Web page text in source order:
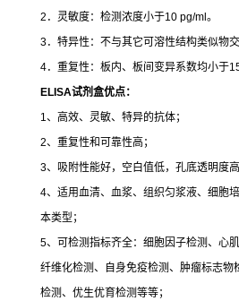
2．灵敏度：检测浓度小于10 pg/ml。
3．特异性：不与其它可溶性结构类似物交
4．重复性：板内、板间变异系数均小于
ELISA试剂盒优点：
1、高效、灵敏、特异的抗体；
2、重复性和可靠性高；
3、吸附性能好，空白值低，孔底透明度高
4、适用血清、血浆、组织匀浆液、细胞
本类型；
5、可检测指标齐全：细胞因子检测、心
纤维化检测、自身免疫检测、肿瘤标志物
检测、优生优育检测等等；